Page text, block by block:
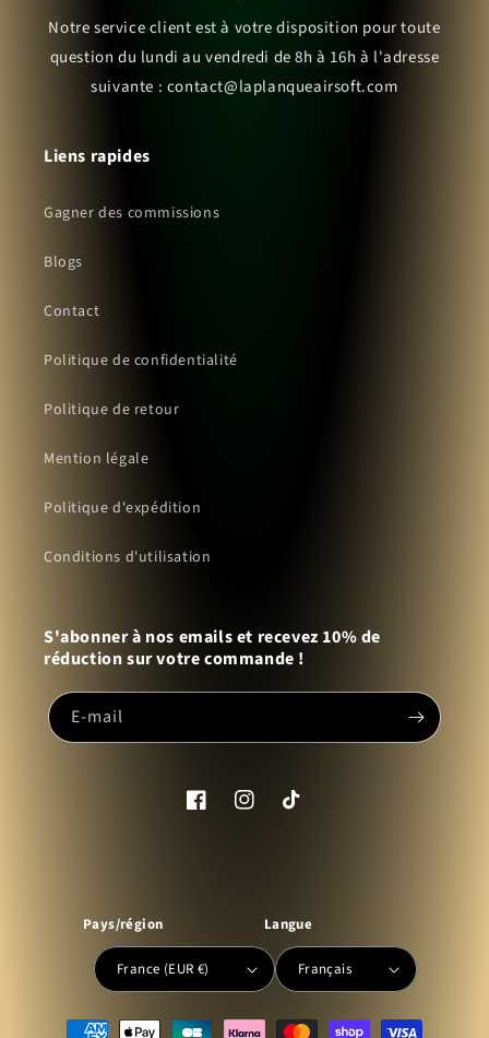
Notre service client est à votre disposition pour toute
question du lundi au vendredi de 8h à 16h à l'adresse
suivante : contact@laplanqueairsoft.com
Liens rapides
Gagner des commissions
Blogs
Contact
Politique de confidentialité
Politique de retour
Mention légale
Politique d'expédition
Conditions d'utilisation
S'abonner à nos emails et recevez 10% de
réduction sur votre commande !
E-mail
FacebookInstagramTikTok
Pays/région
France (EUR €)
Langue
Français
Moyens